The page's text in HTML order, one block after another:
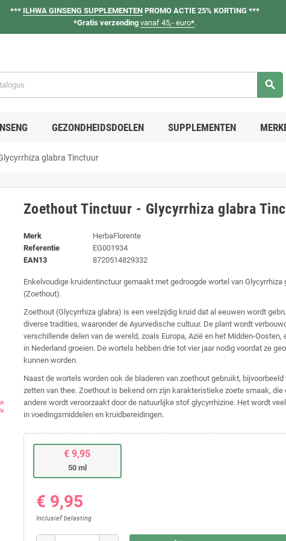
*** ILHWA GINSENG SUPPLEMENTEN PROMO ACTIE 25% KORTING ***
*Gratis verzending vanaf 45,- euro*.
search
GEZONDHEIDSDOELEN SUPPLEMENTEN
glabra Tinctuur
Zoethout Tinctuur - Glycyrrhiza glabra
Merk
HerbaFlorente
Referentie
EG001934
EAN13
8720514829332
Enkelvoudige kruidentinctuur gemaakt met gedroogde wortel van Glycyrrhiza
(Zoethout).
Zoethout (Glycyrrhiza glabra) is een veelzijdig kruid dat al eeuwen wordt
diverse tradities, waaronder de Ayurvedische cultuur. De plant wordt
verschillende delen van de wereld, zoals Europa, Azië en het Midden-Oosten,
in Nederland groeien. De wortels hebben drie tot vier jaar nodig voordat ze
kunnen worden.
Naast de wortels worden ook de bladeren van zoethout gebruikt, bijvoorbeeld
zetten van thee. Zoethout is bekend om zijn karakteristieke zoete smaak, die
andere wordt veroorzaakt door de natuurlijke stof glycyrrhizine. Het wordt
in voedingsmiddelen en kruidbereidingen.
€ 9,95
50 ml
€ 9,95
Inclusief belasting